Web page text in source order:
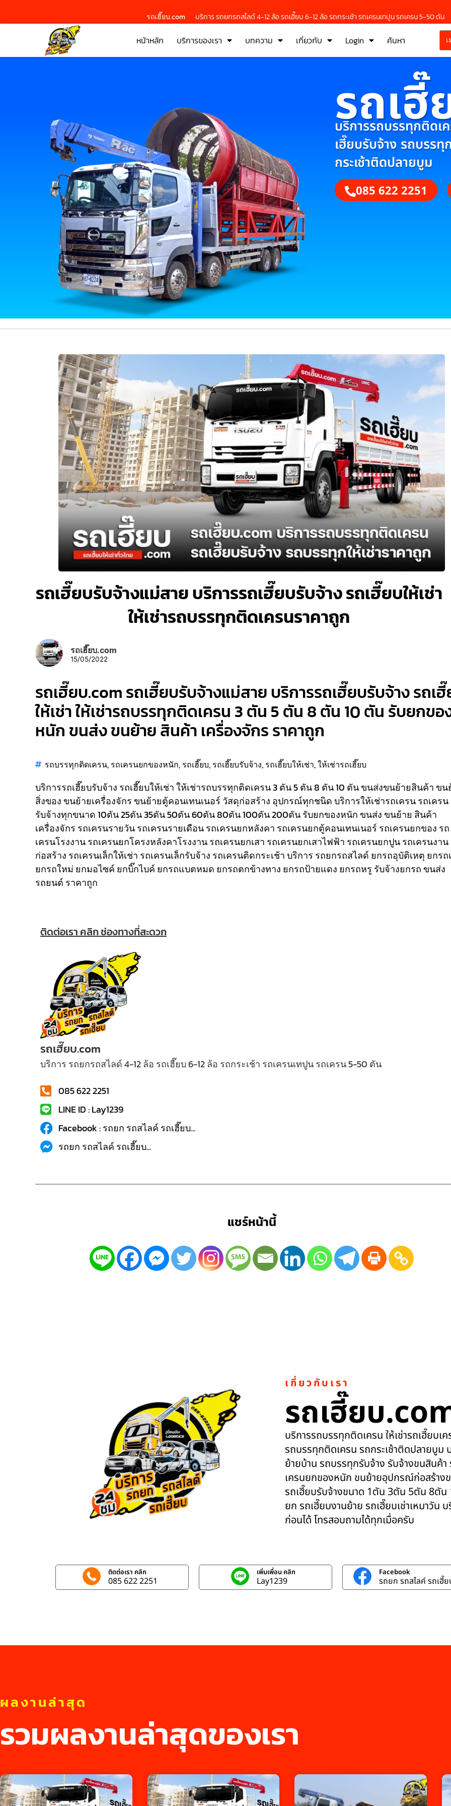
รถเฮี๊ยบ.com บริการ รถยกรถสไลด์ 4-12 ล้อ รถเฮี๊ยบ 6-12 ล้อ รถกระเช้า รถเครนเทปูน รถเครน 5-50 ตัน
หน้าหลัก บริการของเรา บทความ เกี่ยวกับ Login ค้นหา
รถเฮี๊
บริการรถบรรทุกติดเ
เฮี๊ยบรับจ้าง รถบรรทุ
กระเช้าติดปลายบูม
085 622 2251
รถเฮี๊ยบรับจ้างแม่สาย บริการรถเฮี๊ยบรับจ้าง รถเฮี๊ยบให้เช่า
ให้เช่ารถบรรทุกติดเครนราคาถูก
รถเฮี๊ยบ.com
15/05/2022
รถเฮี๊ยบ.com รถเฮี๊ยบรับจ้างแม่สาย บริการรถเฮี๊ยบรับจ้าง รถเ
ให้เช่า ให้เช่ารถบรรทุกติดเครน 3 ตัน 5 ตัน 8 ตัน 10 ตัน รับยกขอ
หนัก ขนส่ง ขนย้าย สินค้า เครื่องจักร ราคาถูก
รถบรรทุกติดเครน, รถเครนยกของหนัก, รถเฮี๊ยบ, รถเฮี๊ยบรับจ้าง, รถเฮี๊ยบให้เช่า,ให้เช่ารถเฮี๊ยบ
บริการรถเฮี๊ยบรับจ้าง รถเฮี๊ยบให้เช่า ให้เช่ารถบรรทุกติดเครน 3 ตัน 5 ตัน 8 ตัน 10 ตัน ขนส่งขนย้ายสินค้า ขน
สิ่งของ ขนย้ายเครื่องจักร ขนย้ายตู้คอนเทนเนอร์ วัสดุก่อสร้าง อุปกรณ์ทุกชนิดบริการให้เช่ารถเครน รถเครน
รับจ้างทุกขนาด 10ตัน 25ตัน 35ตัน 50ตัน 60ตัน 80ตัน 100ตัน 200ตัน รับยกของหนัก ขนส่ง ขนย้าย สินค้า
เครื่องจักร รถเครนรายวัน รถเครนรายเดือน รถเครนยกหลังคา รถเครนยกตู้คอนเทนเนอร์ รถเครนยกของ รถ
เครนโรงงาน รถเครนยกโครงหลังคาโรงงาน รถเครนยกเสา รถเครนยกเสาไฟฟ้า รถเครนยกปูน รถเครนงาน
ก่อสร้าง รถเครนเล็กให้เช่า รถเครนเล็กรับจ้าง รถเครนติดกระเช้าบริการ รถยกรถสไลด์ ยกรถอุบัติเหตุ ยกรถ
ยกรถใหม่ ยกมอไซค์ ยกบิ๊กไบค์ ยกรถแบตหมด ยกรถตกข้างทาง ยกรถป้ายแดง ยกรถหรู รับจ้างยกรถ ขนส่ง
รถยนต์ ราคาถูก
ติดต่อเรา คลิก ช่องทางที่สะดวก
รถเฮี๊ยบ.com
บริการ รถยกรถสไลด์ 4-12 ล้อ รถเฮี๊ยบ 6-12 ล้อ รถกระเช้า รถเครนเทปูน รถเครน 5-50 ตัน
085 622 2251
LINE ID : Lay1239
Facebook : รถยก รถสไลค์ รถเฮี๊ยบ...
รถยก รถสไลค์ รถเฮี๊ยบ...
แชร์หน้านี้
เกี่ยวกับเรา
รถเฮี๊ยบ
บริการรถบรรทุกติดเครน ให้เช่ารถเฮี๊ยบเ
รถบรรทุกติดเครน รถกระเช้าติดปลายบู
ย้ายบ้าน รถบรรทุกรับจ้าง รับจ้างขนสินค้
เครนยกของหนัก ขนย้ายอุปกรณ์ก่อสร้าง
รถเฮี๊ยบรับจ้างขนาด 1ตัน 3ตัน 5ตัน 8ตั
ยก รถเฮี๊ยบงานย้าย รถเฮี๊ยบเช่าเหมาวัน
ก่อนได้ โทรสอบถามได้ทุกเมื่อครับ
ติดต่อเรา คลิก
085 622 2251
เพิ่มเพื่อน คลิก
Lay1239
Facebook
รถยก รถสไลค์ รถเฮี๊ย
ผลงานล่าสุด
รวมผลงานล่าสุดของเรา